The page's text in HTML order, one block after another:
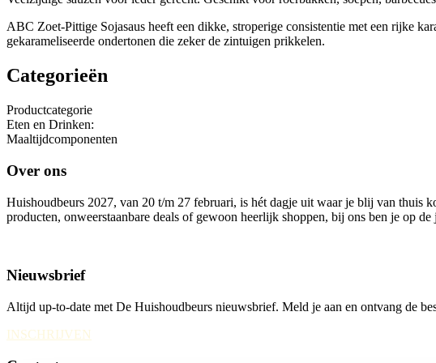
ABC Zoet-Pittige Sojasaus heeft een dikke, stroperige consistentie met een rijke
gekarameliseerde ondertonen die zeker de zintuigen prikkelen.
Categorieën
Productcategorie
Eten en Drinken:
Maaltijdcomponenten
Over ons
Huishoudbeurs 2027, van 20 t/m 27 februari, is hét dagje uit waar je blij van thuis
producten, onweerstaanbare deals of gewoon heerlijk shoppen, bij ons ben je op de
Nieuwsbrief
Altijd up-to-date met De Huishoudbeurs nieuwsbrief. Meld je aan en ontvang de
INSCHRIJVEN